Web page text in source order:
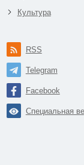
Культура
RSS
Telegram
Facebook
Специальная